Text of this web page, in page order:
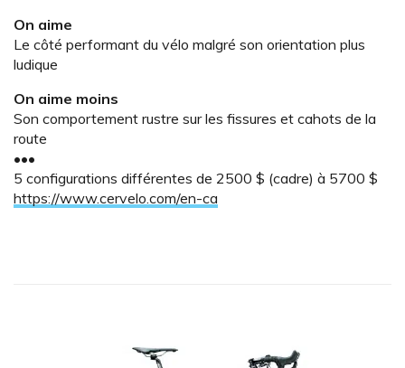
On aime
Le côté performant du vélo malgré son orientation plus
ludique
On aime moins
Son comportement rustre sur les fissures et cahots de la
route
•••
5 configurations différentes de 2500 $ (cadre) à 5700 $
https://www.cervelo.com/en-ca